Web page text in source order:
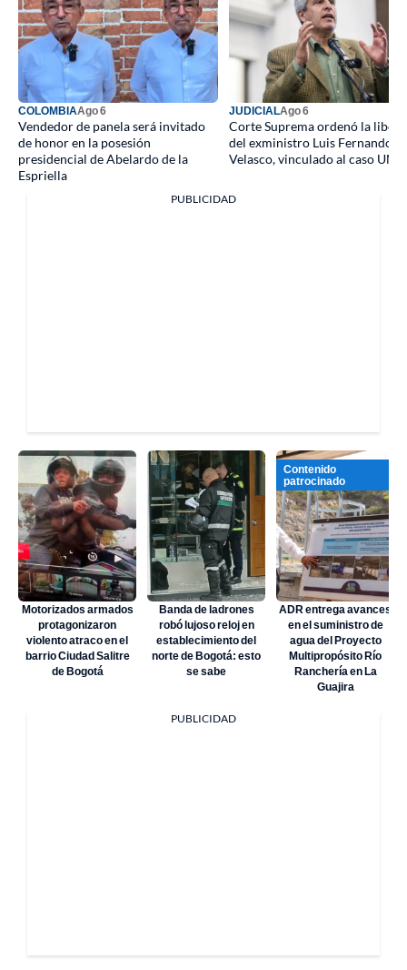
COLOMBIAAgo 6
Vendedor de panela será invitado
de honor en la posesión
presidencial de Abelardo de la
Espriella
JUDICIALAgo 6
Corte Suprema ordenó la
del exministro Luis Fernando
Velasco, vinculado al caso
PUBLICIDAD
Motorizados armados
protagonizaron
violento atraco en el
barrio Ciudad Salitre
de Bogotá
Banda de ladrones
robó lujoso reloj en
establecimiento del
norte de Bogotá: esto
se sabe
Contenido
patrocinado
ADR entrega avances
en el suministro de
agua del Proyecto
Multipropósito Río
Ranchería en La
Guajira
PUBLICIDAD